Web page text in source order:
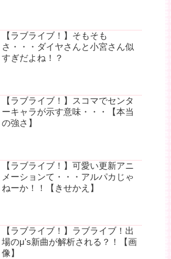
【ラブライブ！】そもそも
さ・・・ダイヤさんと小宮さん似
すぎだよね！？
【ラブライブ！】スコマでセンタ
ーキャラが示す意味・・・【本当
の強さ】
【ラブライブ！】可愛い更新アニ
メーションて・・・アルパカじゃ
ねーか！！【きせかえ】
【ラブライブ！】ラブライブ！出
場のμ's新曲が解析される？！【画
像】